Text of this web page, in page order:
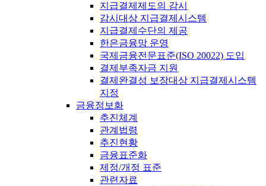
지급결제제도의 감시
감시대상 지급결제시스템
지급결제수단의 제공
한은금융망 운영
국제금융전문표준(ISO 20022) 도입
결제부족자금 지원
결제완결성 보장대상 지급결제시스템
지정
금융정보화
추진체계
관계법령
추진현황
금융표준화
제정/개정 표준
관련자료